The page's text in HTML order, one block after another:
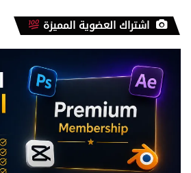
اشتراك العضوية المميزة